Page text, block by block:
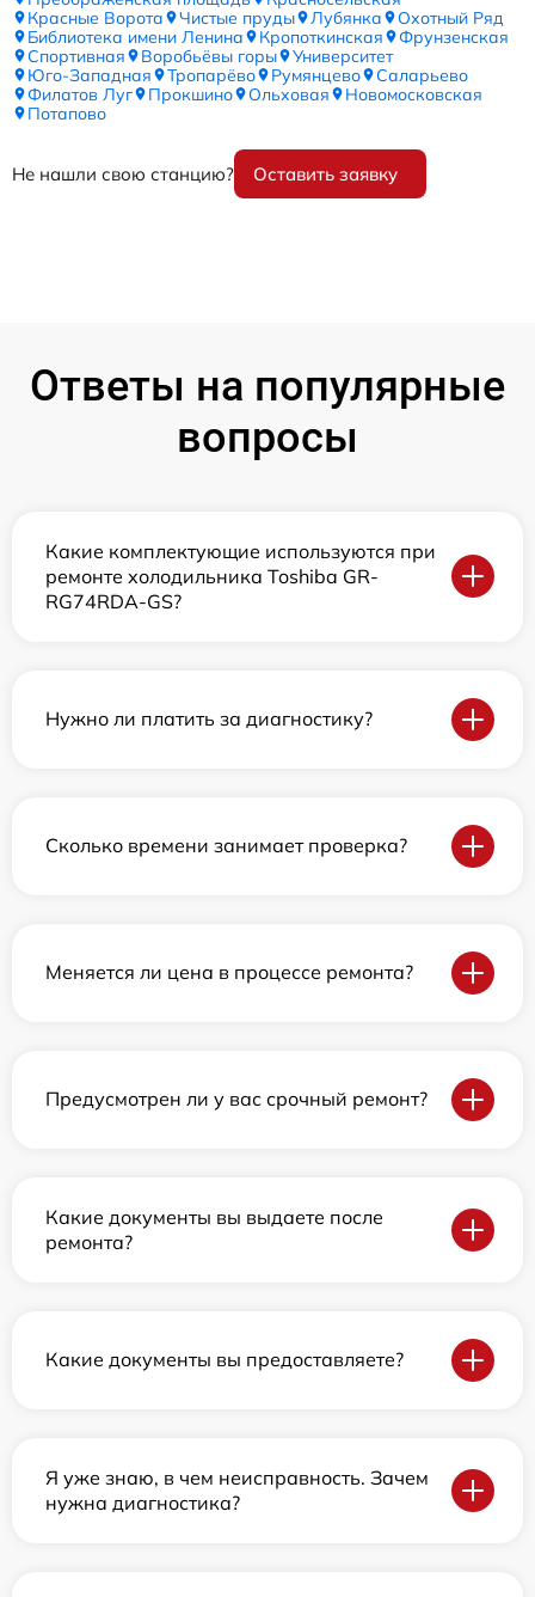
Красные Ворота
Чистые пруды Лубянка
Охотный Ряд
Библиотека имени Ленина
Кропоткинская
Фрунзенская
Спортивная
Воробьёвы горы
Университет
Юго-Западная
Тропарёво Румянцево
Саларьево
Филатов Луг
Прокшино Ольховая
Новомосковская
Потапово
Не нашли свою станцию? Оставить заявку
Ответы на популярные
вопросы
Какие комплектующие используются при
ремонте холодильника Toshiba GR-
RG74RDA-GS?
Нужно ли платить за диагностику?
Сколько времени занимает проверка?
Меняется ли цена в процессе ремонта?
Предусмотрен ли у вас срочный ремонт?
Какие документы вы выдаете после
ремонта?
Какие документы вы предоставляете?
Я уже знаю, в чем неисправность. Зачем
нужна диагностика?